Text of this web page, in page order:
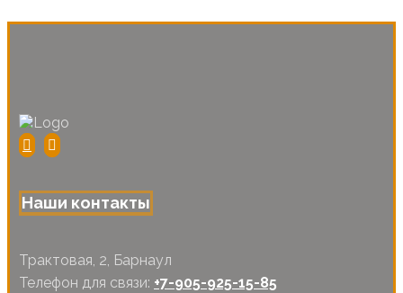
Наши контакты
Трактовая, 2, Барнаул
Телефон для связи: +7-905-925-15-85